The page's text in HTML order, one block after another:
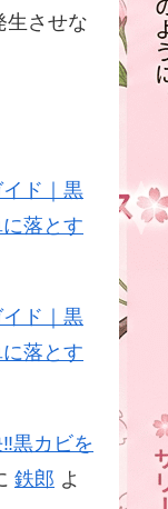
生させな
ド｜黒
落とす
ド｜黒
落とす
黒カビを
鉄郎 よ